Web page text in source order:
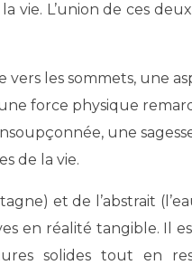
vie. L’union de ces
vers les sommets, une
force physique
une
de la vie.
et de l’abstrait
en réalité tangible. Il
solides tout en